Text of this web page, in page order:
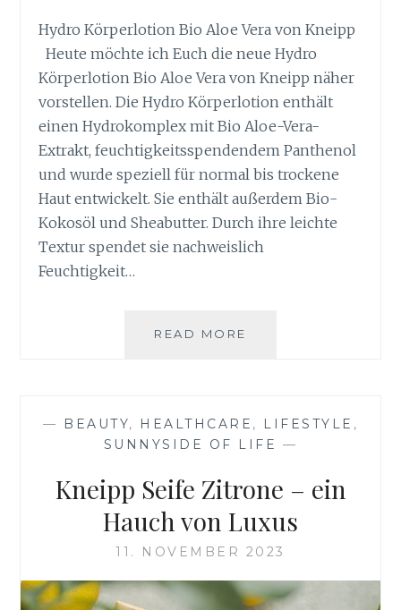
Hydro Körperlotion Bio Aloe Vera von Kneipp
Heute möchte ich Euch die neue Hydro
Körperlotion Bio Aloe Vera von Kneipp näher
vorstellen. Die Hydro Körperlotion enthält
einen Hydrokomplex mit Bio Aloe-Vera-
Extrakt, feuchtigkeitsspendendem Panthenol
und wurde speziell für normal bis trockene
Haut entwickelt. Sie enthält außerdem Bio-
Kokosöl und Sheabutter. Durch ihre leichte
Textur spendet sie nachweislich
Feuchtigkeit…
READ MORE
VON
KNEIPP
— BEAUTY, HEALTHCARE , LIFESTYLE ,
SUNNYSIDE OF LIFE —
Kneipp Seife Zitrone – ein
Hauch von Luxus
11. NOVEMBER 2023